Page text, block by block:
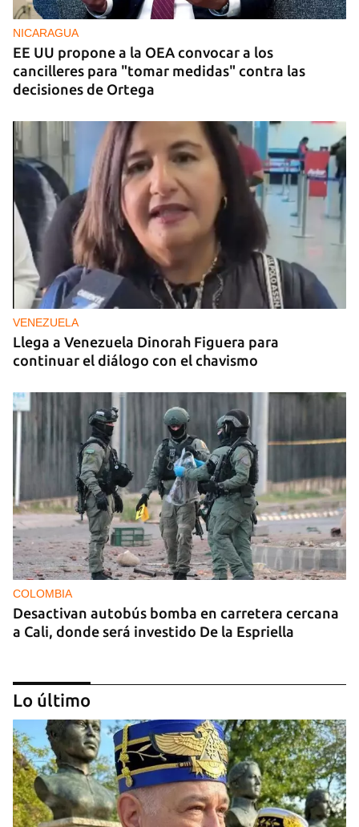
NICARAGUA
EE UU propone a la OEA convocar a los
cancilleres para "tomar medidas" contra las
decisiones de Ortega
VENEZUELA
Llega a Venezuela Dinorah Figuera para
continuar el diálogo con el chavismo
COLOMBIA
Desactivan autobús bomba en carretera cercana
a Cali, donde será investido De la Espriella
Lo último